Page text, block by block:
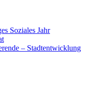
Soziales Jahr
– Stadtentwicklung